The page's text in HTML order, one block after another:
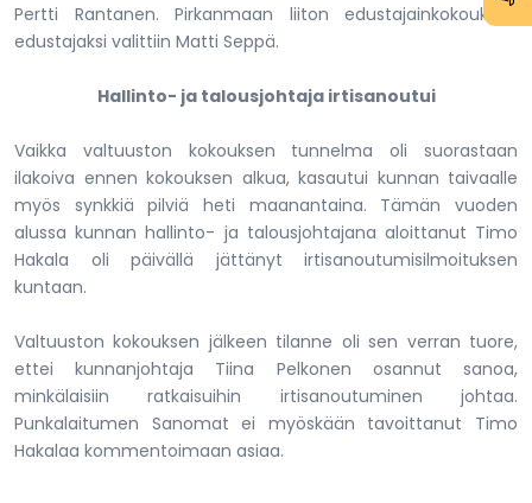
Pertti Rantanen. Pirkanmaan liiton edustajainkokouksen
edustajaksi valittiin Matti Seppä.
Hallinto- ja talousjohtaja irtisanoutui
Vaikka valtuuston kokouksen tunnelma oli suorastaan
ilakoiva ennen kokouksen alkua, kasautui kunnan taivaalle
myös synkkiä pilviä heti maanantaina. Tämän vuoden
alussa kunnan hallinto- ja talousjohtajana aloittanut Timo
Hakala oli päivällä jättänyt irtisanoutumisilmoituksen
kuntaan.
Valtuuston kokouksen jälkeen tilanne oli sen verran tuore,
ettei kunnanjohtaja Tiina Pelkonen osannut sanoa,
minkälaisiin ratkaisuihin irtisanoutuminen johtaa.
Punkalaitumen Sanomat ei myöskään tavoittanut Timo
Hakalaa kommentoimaan asiaa.